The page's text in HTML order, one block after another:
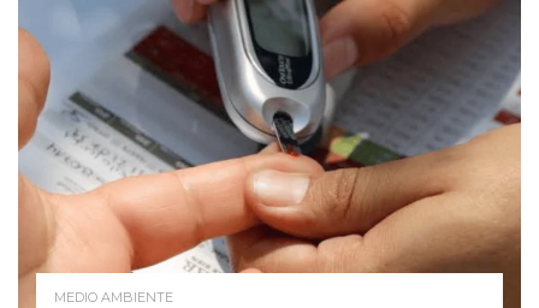
MEDIO AMBIENTE